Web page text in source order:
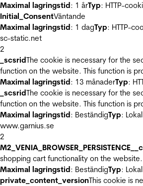
Maximal lagringstid: 1 årTyp: HTTP-
Initial_ConsentVäntande
Maximal lagringstid: 1 dagTyp: HTTP-
sc-static.net
2
_scsridThe cookie is necessary for the
function on the website. This function is
Maximal lagringstid: 13 månaderTyp:
_scsridThe cookie is necessary for the
function on the website. This function is
Maximal lagringstid: BeständigTyp:
www.garnius.se
2
shopping cart functionality on the website.
Maximal lagringstid: BeständigTyp:
private_content_versionThis cookie is